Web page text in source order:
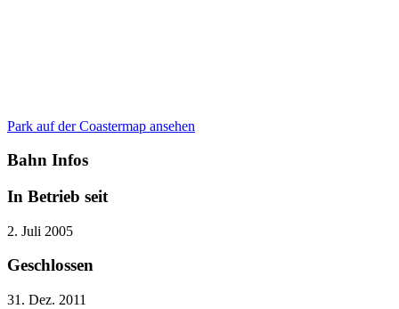
Park auf der Coastermap ansehen
Bahn Infos
In Betrieb seit
2. Juli 2005
Geschlossen
31. Dez. 2011